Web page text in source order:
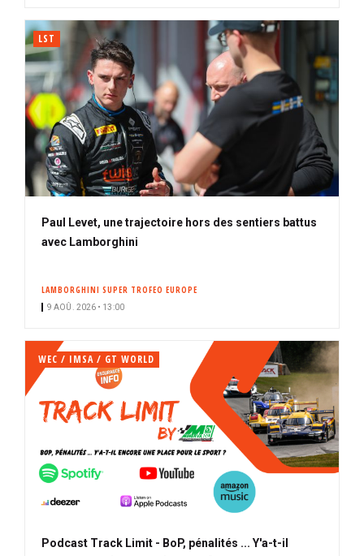
LST
Paul Levet, une trajectoire hors des sentiers battus
avec Lamborghini
LAMBORGHINI SUPER TROFEO EUROPE
9 AOÛ. 2026 • 13:00
WEC / IMSA / GT WORLD
Podcast Track Limit - BoP, pénalités ... Y'a-t-il